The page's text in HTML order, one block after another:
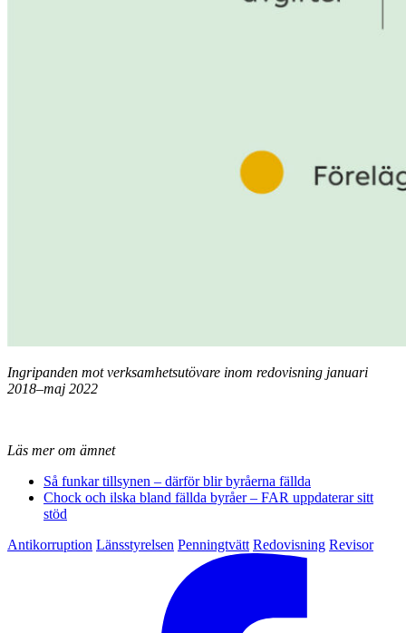
Ingripanden mot verksamhetsutövare inom redovisning januari
2018–maj 2022
Läs mer om ämnet
Så funkar tillsynen – därför blir byråerna fällda
Chock och ilska bland fällda byråer – FAR uppdaterar sitt
stöd
Antikorruption Länsstyrelsen Penningtvätt Redovisning Revisor